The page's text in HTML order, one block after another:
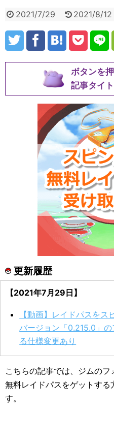
2021/7/29 2021/8/12
ボタンを
記事タイ
更新履歴
【2021年7月29日】
【動画】レイドパスをス
バージョン「0.215.0」
る仕様変更あり
こちらの記事では、ジムの
無料レイドパスをゲットする
す。